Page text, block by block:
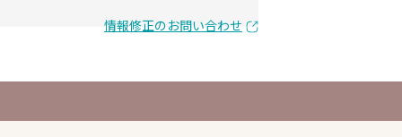
情報修正のお問い合わせ